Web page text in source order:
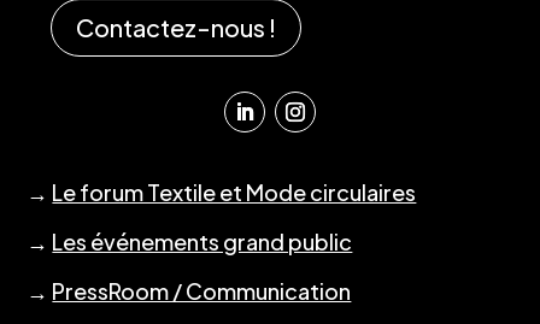
Contactez-nous !
→ Le forum Textile et Mode circulaires
→ Les événements grand public
→ PressRoom / Communication